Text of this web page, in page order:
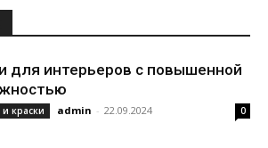
для интерьеров с повышенной
краски admin - 22.09.2024 0